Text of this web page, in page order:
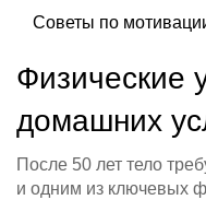
Советы по
Физические
домашних
После 50 лет тело
и одним из ключевых